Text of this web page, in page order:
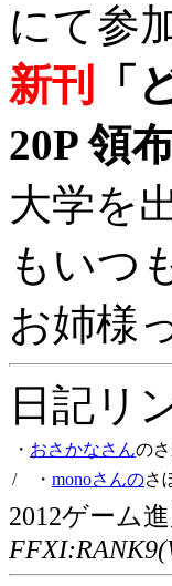
にて参
新刊
「
20P 領
大学を
もいつ
お姉様
日記リ
・ おさかなさんの
/ ・ monoさんのさ
2012ゲーム